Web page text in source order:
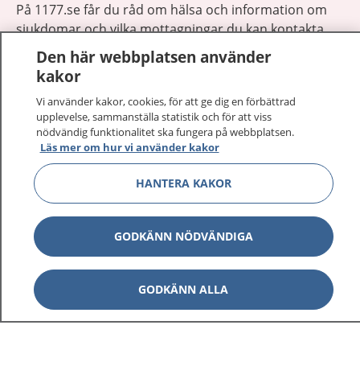
På 1177.se får du råd om hälsa och information om
sjukdomar och vilka mottagningar du kan kontakta.
Logga in för att läsa din journal och göra dina
vårdärenden. Ring telefonnummer 1177 för
sjukvårdsrådgivning dygnet runt.
1177 ger dig råd när du vill må bättre.
1177 på flera språk Visa
Om 1177 Visa
Kontakt Visa
Den här webbplatsen använder
kakor
Vi använder kakor, cookies, för att ge dig en förbättrad
upplevelse, sammanställa statistik och för att viss
nödvändig funktionalitet ska fungera på webbplatsen.
Läs mer om hur vi använder kakor
HANTERA KAKOR
GODKÄNN NÖDVÄNDIGA
GODKÄNN ALLA